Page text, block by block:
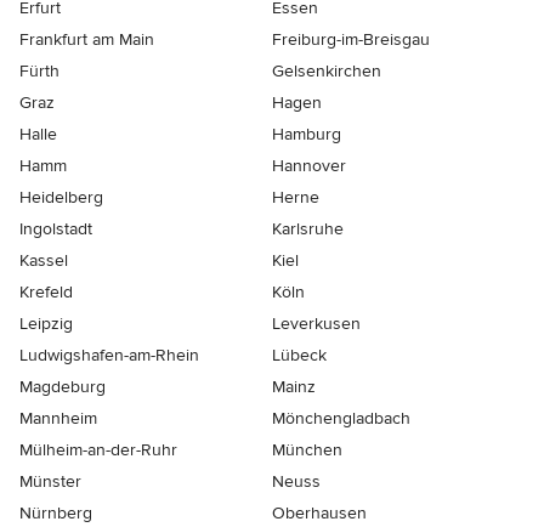
Erfurt
Essen
Frankfurt am Main
Freiburg-im-Breisgau
Fürth
Gelsenkirchen
Graz
Hagen
Halle
Hamburg
Hamm
Hannover
Heidelberg
Herne
Ingolstadt
Karlsruhe
Kassel
Kiel
Krefeld
Köln
Leipzig
Leverkusen
Ludwigshafen-am-Rhein
Lübeck
Magdeburg
Mainz
Mannheim
Mönchen­gladbach
Mülheim-an-der-Ruhr
München
Münster
Neuss
Nürnberg
Oberhausen